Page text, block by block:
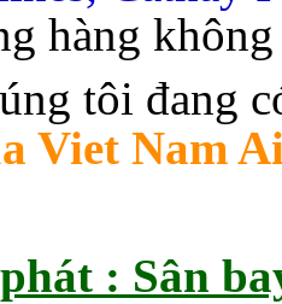
hàng
tôi đang
Viet Nam
: Sân